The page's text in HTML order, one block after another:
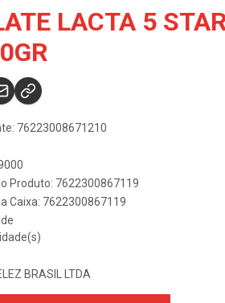
LACTA 5
76223008671210
Produto: 7622300867119
Caixa: 7622300867119
BRASIL LTDA